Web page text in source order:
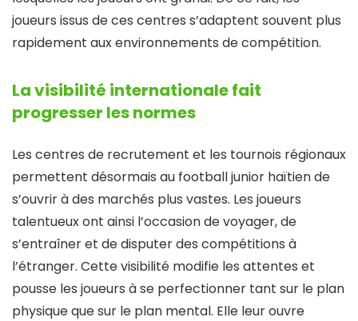
joueurs issus de ces centres s’adaptent souvent plus
rapidement aux environnements de compétition.
La visibilité internationale fait
progresser les normes
Les centres de recrutement et les tournois régionaux
permettent désormais au football junior haïtien de
s’ouvrir à des marchés plus vastes. Les joueurs
talentueux ont ainsi l’occasion de voyager, de
s’entraîner et de disputer des compétitions à
l’étranger. Cette visibilité modifie les attentes et
pousse les joueurs à se perfectionner tant sur le plan
physique que sur le plan mental. Elle leur ouvre